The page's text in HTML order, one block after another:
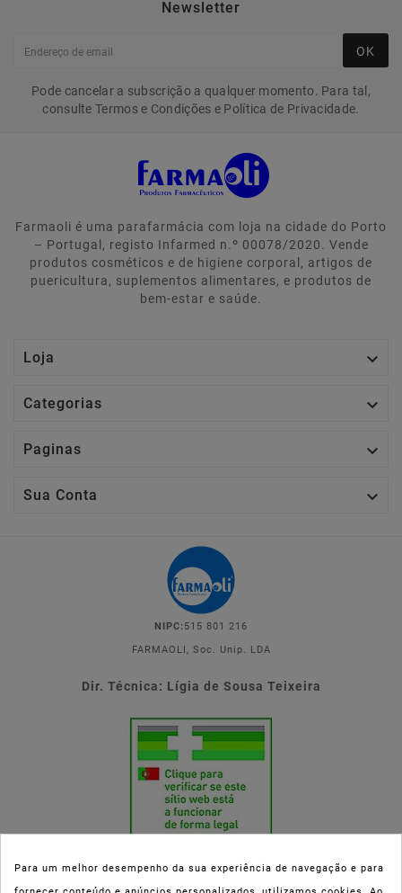
Newsletter
OK
Pode cancelar a subscrição a qualquer momento. Para tal,
consulte Termos e Condições e Política de Privacidade.
Farmaoli é uma parafarmácia com loja na cidade do Porto
– Portugal, registo Infarmed n.º 00078/2020. Vende
produtos cosméticos e de higiene corporal, artigos de
puericultura, suplementos alimentares, e produtos de
bem-estar e saúde.
Loja 
Categorias 
Paginas 
Sua Conta 
NIPC: 515 801 216
FARMAOLI, Soc. Unip. LDA
Dir. Técnica: Lígia de Sousa Teixeira
Para um melhor desempenho da sua experiência de navegação e para